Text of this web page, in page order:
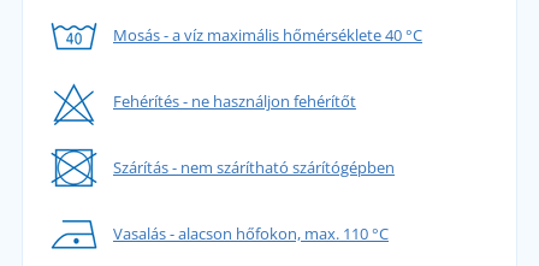
přidáno 31.10.2023
Mosás - a víz maximális hőmérséklete 40 °C
Fehérítés - ne használjon fehérítőt
Szárítás - nem szárítható szárítógépben
Vasalás - alacson hőfokon, max. 110 °C